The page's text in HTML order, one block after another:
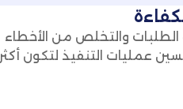
الطلبات والتخلص من الأخطاء
عمليات التنفيذ لتكون أكثر